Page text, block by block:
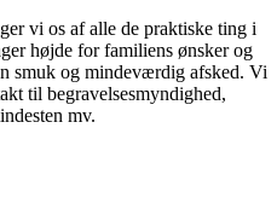
vi os af alle de praktiske ting i
højde for familiens ønsker og
smuk og mindeværdig afsked. Vi
til begravelsesmyndighed,
mv.